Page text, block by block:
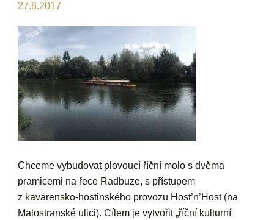
27.8.2017
Chceme vybudovat plovoucí říční molo s dvěma
pramicemi na řece Radbuze, s přístupem
z kavárensko-hostinského provozu Host’n’Host (na
Malostranské ulici). Cílem je vytvořit „říční kulturní